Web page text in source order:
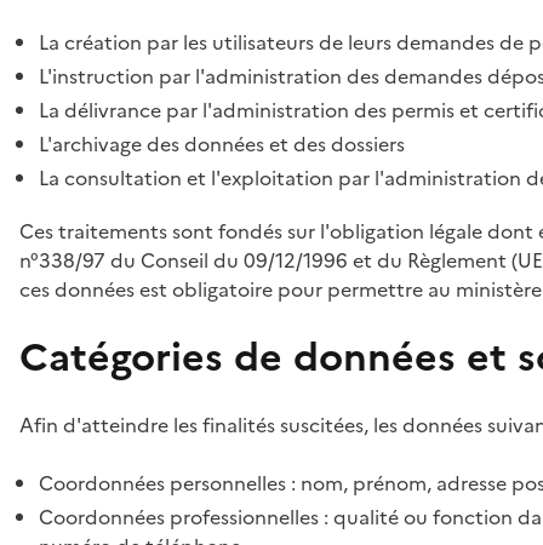
La création par les utilisateurs de leurs demandes
L'instruction par l'administration des demandes
La délivrance par l'administration des permis et
L'archivage des données et des dossiers
La consultation et l'exploitation par l'administration
Ces traitements sont fondés sur l'obligation légale
n°338/97 du Conseil du 09/12/1996 et du Règlement
ces données est obligatoire pour permettre au
Catégories de données et
Afin d'atteindre les finalités suscitées, les données
Coordonnées personnelles : nom, prénom, adresse
Coordonnées professionnelles : qualité ou fonction